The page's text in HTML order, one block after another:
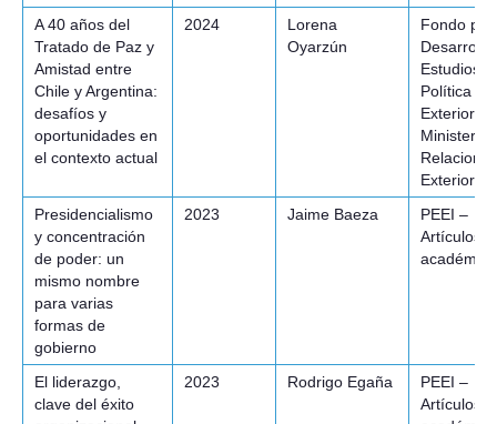
A 40 años del
Tratado de Paz y
Amistad entre
Chile y Argentina:
desafíos y
oportunidades en
el contexto actual
2024
Lorena
Oyarzún
Fondo
Desarrollo
Estudios
Política
Exterior,
Ministerio
Relaciones
Exteriores.
Presidencialismo
y concentración
de poder: un
mismo nombre
para varias
formas de
gobierno
2023 Jaime Baeza
PEEI –
Artículos
El liderazgo,
clave del éxito
2023 Rodrigo Egaña
PEEI –
Artículos